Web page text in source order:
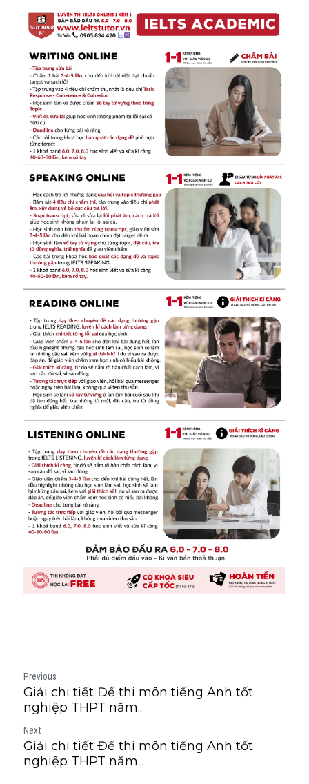
Previous
Giải chi tiết Đề thi môn tiếng Anh tốt
nghiệp THPT năm...
Next
Giải chi tiết Đề thi môn tiếng Anh tốt
nghiệp THPT năm...